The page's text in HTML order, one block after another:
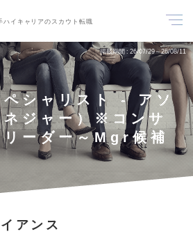
ハイキャリアのスカウト転職
掲載期間 26/07/29～26/08/11
ペシャリスト - アソ
ネジャー）※コンサ
リーダー～Mgr候補
アンス